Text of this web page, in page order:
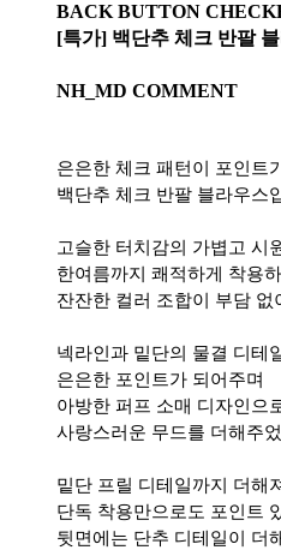
BACK BUTTON
[특가] 백단추 체크 반팔
NH_MD COMMENT
은은한 체크 패턴이 포인트
백단추 체크 반팔 블라우스
고슬한 터치감의 가볍고 시
한여름까지 쾌적하게 착용
잔잔한 컬러 조합이 부담
넥라인과 밑단의 물결 디테
은은한 포인트가 되어주며
아방한 퍼프 소매 디자인으
사랑스러운 무드를 더해주
밑단 프릴 디테일까지 더해
단독 착용만으로도 포인트
뒷면에는 단추 디테일이 더